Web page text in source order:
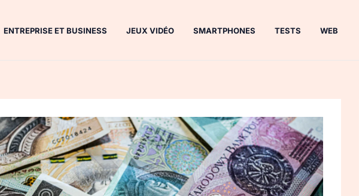
ENTREPRISE ET BUSINESS JEUX VIDÉO SMARTPHONES TESTS WEB